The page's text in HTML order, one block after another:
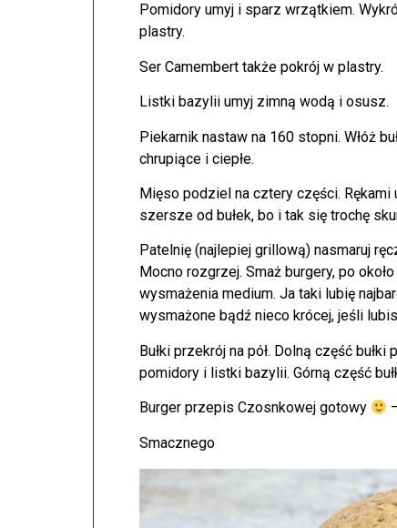
Pomidory umyj i sparz wrzątkiem.
plastry.
Ser Camembert także pokrój w plastry.
Listki bazylii umyj zimną wodą i osusz.
Piekarnik nastaw na 160 stopni. Włóż
chrupiące i ciepłe.
Mięso podziel na cztery części.
szersze od bułek, bo i tak się trochę
Patelnię (najlepiej grillową) nasmaruj
Mocno rozgrzej. Smaż burgery, po
wysmażenia medium. Ja taki lubię
wysmażone bądź nieco krócej, jeśli
Bułki przekrój na pół. Dolną część
pomidory i listki bazylii. Górną część
Burger przepis Czosnkowej gotowy
Smacznego